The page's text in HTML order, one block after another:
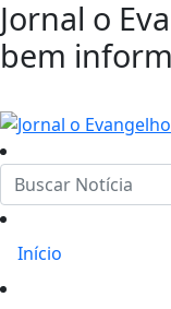
Jornal o
bem
Início